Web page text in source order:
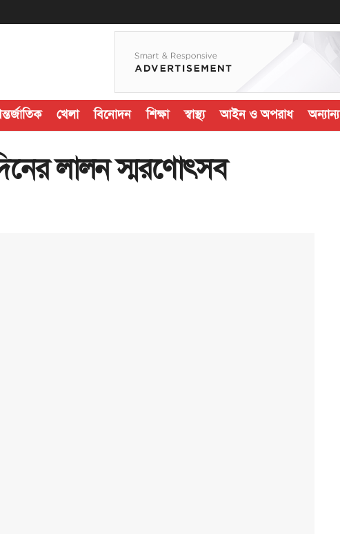
খেলা বিনোদন শিক্ষা স্বাস্থ্য আইন ও অপরাধ অন্যান্য
লালন স্মরণোৎসব